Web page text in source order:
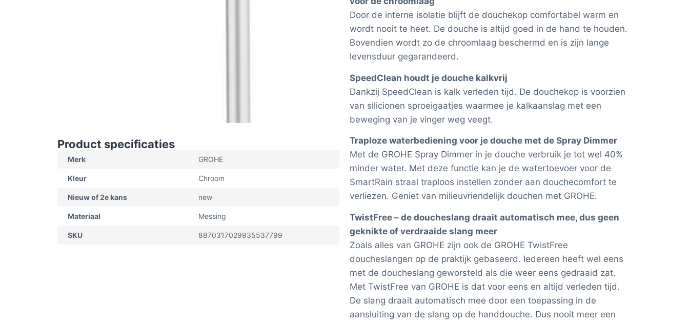
Product specificaties
Merk GROHE
Kleur Chroom
Nieuw of 2e kans new
Materiaal Messing
SKU 8870317029935537799
Door de interne isolatie blijft de douchekop comfortabel warm en
wordt nooit te heet. De douche is altijd goed in de hand te houden.
Bovendien wordt zo de chroomlaag beschermd en is zijn lange
levensduur gegarandeerd.
SpeedClean houdt je douche kalkvrij
Dankzij SpeedClean is kalk verleden tijd. De douchekop is voorzien
van silicionen sproeigaatjes waarmee je kalkaanslag met een
beweging van je vinger weg veegt.
Traploze waterbediening voor je douche met de Spray Dimmer
Met de GROHE Spray Dimmer in je douche verbruik je tot wel 40%
minder water. Met deze functie kan je de watertoevoer voor de
SmartRain straal traploos instellen zonder aan douchecomfort te
verliezen. Geniet van milieuvriendelijk douchen met GROHE.
TwistFree – de doucheslang draait automatisch mee, dus geen
geknikte of verdraaide slang meer
Zoals alles van GROHE zijn ook de GROHE TwistFree
doucheslangen op de praktijk gebaseerd. Iedereen heeft wel eens
met de doucheslang geworsteld als die weer eens gedraaid zat.
Met TwistFree van GROHE is dat voor eens en altijd verleden tijd.
De slang draait automatisch mee door een toepassing in de
aansluiting van de slang op de handdouche. Dus nooit meer een